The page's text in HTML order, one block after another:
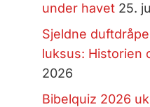
under havet 25.
Sjeldne
luksus: Historien
2026
Bibelquiz 2026